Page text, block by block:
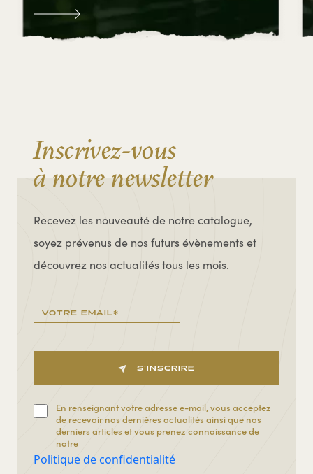
Inscrivez-vous
à notre newsletter
Recevez les nouveauté de notre catalogue,
soyez prévenus de nos futurs évènements et
découvrez nos actualités tous les mois.
S'INSCRIRE
En renseignant votre adresse e-mail, vous acceptez
de recevoir nos dernières actualités ainsi que nos
derniers articles et vous prenez connaissance de
notre
Politique de confidentialité